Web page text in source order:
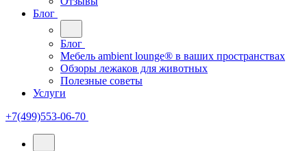
Блог
Блог
Мебель ambient lounge® в ваших пространствах
Обзоры лежаков для животных
Полезные советы
Услуги
+7(499)553-06-70